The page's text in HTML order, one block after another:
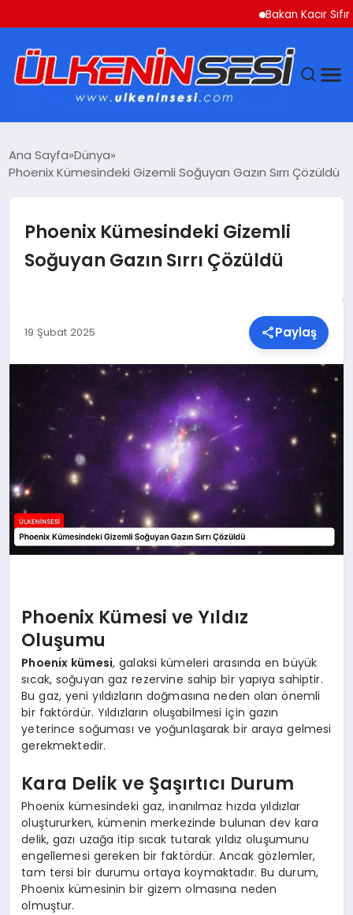
Bakan Kacır Sıfır
GÜNDEM
MAGAZIN
TEKNOLOJI
MALATYA HABERLERI
Ana Sayfa Dünya
Phoenix Kümesindeki Gizemli Soğuyan Gazın Sırrı Çözüldü
Phoenix Kümesindeki Gizemli
Soğuyan Gazın Sırrı Çözüldü
19 Şubat 2025 Paylaş
Phoenix Kümesi ve Yıldız
Oluşumu
Phoenix kümesi, galaksi kümeleri arasında en büyük
sıcak, soğuyan gaz rezervine sahip bir yapıya sahiptir.
Bu gaz, yeni yıldızların doğmasına neden olan önemli
bir faktördür. Yıldızların oluşabilmesi için gazın
yeterince soğuması ve yoğunlaşarak bir araya gelmesi
gerekmektedir.
Kara Delik ve Şaşırtıcı Durum
Phoenix kümesindeki gaz, inanılmaz hızda yıldızlar
oluştururken, kümenin merkezinde bulunan dev kara
delik, gazı uzağa itip sıcak tutarak yıldız oluşumunu
engellemesi gereken bir faktördür. Ancak gözlemler,
tam tersi bir durumu ortaya koymaktadır. Bu durum,
Phoenix kümesinin bir gizem olmasına neden
olmuştur.